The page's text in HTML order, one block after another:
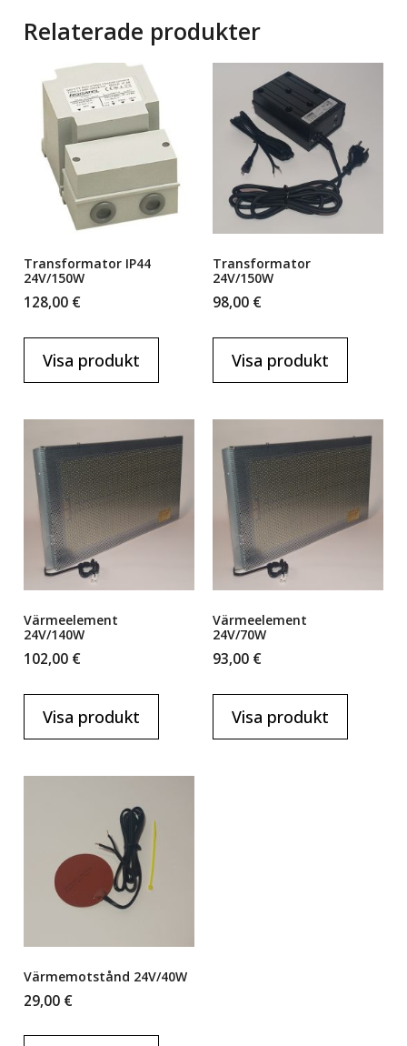
Relaterade produkter
Transformator IP44
24V/150W
128,00 €
Visa produkt
Transformator
24V/150W
98,00 €
Visa produkt
Värmeelement
24V/140W
102,00 €
Visa produkt
Värmeelement
24V/70W
93,00 €
Visa produkt
Värmemotstånd 24V/40W
29,00 €